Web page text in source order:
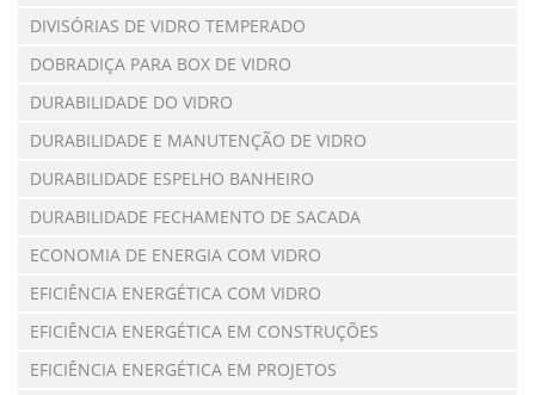
DIVISÓRIAS DE VIDRO TEMPERADO
DOBRADIÇA PARA BOX DE VIDRO
DURABILIDADE DO VIDRO
DURABILIDADE E MANUTENÇÃO DE VIDRO
DURABILIDADE ESPELHO BANHEIRO
DURABILIDADE FECHAMENTO DE SACADA
ECONOMIA DE ENERGIA COM VIDRO
EFICIÊNCIA ENERGÉTICA COM VIDRO
EFICIÊNCIA ENERGÉTICA EM CONSTRUÇÕES
EFICIÊNCIA ENERGÉTICA EM PROJETOS